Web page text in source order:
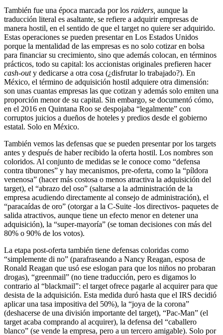
También fue una época marcada por los raiders, aunque la
traducción literal es asaltante, se refiere a adquirir empresas de
manera hostil, en el sentido de que el target no quiere ser adquirido.
Estas operaciones se pueden presentar en Los Estados Unidos
porque la mentalidad de las empresas es no solo cotizar en bolsa
para financiar su crecimiento, sino que además colocan, en términos
prácticos, todo su capital: los accionistas originales prefieren hacer
cash-outy dedicarse a otra cosa (¿disfrutar lo trabajado?). En
México, el término de adquisición hostil adquiere otra dimensión:
son unas cuantas empresas las que cotizan y además solo emiten una
proporción menor de su capital. Sin embargo, se documentó cómo,
en el 2016 en Quintana Roo se despojaba “legalmente” con
corruptos juicios a dueños de hoteles y predios desde el gobierno
estatal. Solo en México.
También vemos las defensas que se pueden presentar por los targets
antes y después de haber recibido la oferta hostil. Los nombres son
coloridos. Al conjunto de medidas se le conoce como “defensa
contra tiburones” y hay mecanismos, pre-oferta, como la “píldora
venenosa” (hacer más costosa o menos atractiva la adquisición del
target), el “abrazo del oso” (saltarse a la administración de la
empresa acudiendo directamente al consejo de administración), el
“paracaídas de oro” (otorgar a la C-Suite -los directivos- paquetes de
salida atractivos, aunque tiene un efecto menor en detener una
adquisición), la “super-mayoría” (se toman decisiones con más del
80% o 90% de los votos).
La etapa post-oferta también tiene defensas coloridas como
“simplemente di no” (parafraseando a Nancy Reagan, esposa de
Ronald Reagan que usó ese eslogan para que los niños no probaran
drogas), “greenmail” (no tiene traducción, pero es digamos lo
contrario al “blackmail”: el target ofrece pagarle al acquirer para que
desista de la adquisición. Esta medida duró hasta que el IRS decidió
aplicar una tasa impositiva del 50%), la “joya de la corona”
(deshacerse de una división importante del target), “Pac-Man” (el
target acaba comprando al acquirer), la defensa del “caballero
blanco” (se vende la empresa, pero a un tercero amigable). Solo por